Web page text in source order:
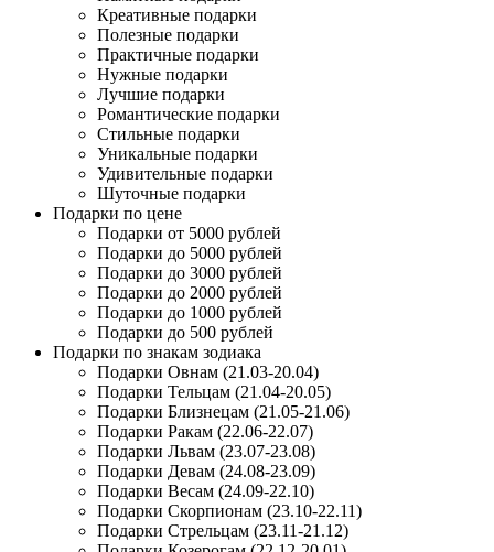
Креативные подарки
Полезные подарки
Практичные подарки
Нужные подарки
Лучшие подарки
Романтические подарки
Стильные подарки
Уникальные подарки
Удивительные подарки
Шуточные подарки
Подарки по цене
Подарки от 5000 рублей
Подарки до 5000 рублей
Подарки до 3000 рублей
Подарки до 2000 рублей
Подарки до 1000 рублей
Подарки до 500 рублей
Подарки по знакам зодиака
Подарки Овнам (21.03-20.04)
Подарки Тельцам (21.04-20.05)
Подарки Близнецам (21.05-21.06)
Подарки Ракам (22.06-22.07)
Подарки Львам (23.07-23.08)
Подарки Девам (24.08-23.09)
Подарки Весам (24.09-22.10)
Подарки Скорпионам (23.10-22.11)
Подарки Стрельцам (23.11-21.12)